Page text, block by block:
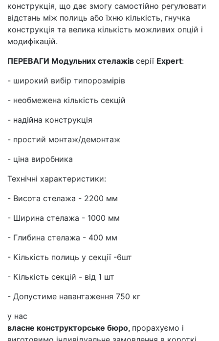
конструкція, що дає змогу самостійно регулювати
відстань між полиць або їхню кількість, гнучка
конструкція та велика кількість можливих опцій і
модифікацій.
ПЕРЕВАГИ Модульних стелажів серії Expert:
- широкий вибір типорозмірів
- необмежена кількість секцій
- надійна конструкція
- простий монтаж/демонтаж
- ціна виробника
Технічні характеристики:
- Висота стелажа - 2200 мм
- Ширина стелажа - 1000 мм
- Глибина стелажа - 400 мм
- Кількість полиць у секції -6шт
- Кількість секцій - від 1 шт
- Допустиме навантаження 750 кг
у нас
власне конструкторське бюро, прорахуємо і